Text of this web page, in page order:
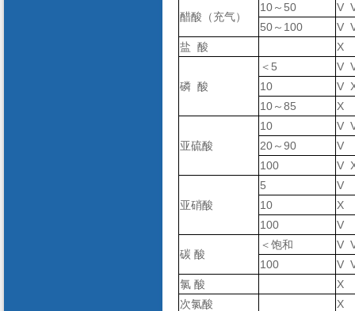
醋酸（充气）
10～50
V
50～100
V
盐 酸
X
磷 酸
＜5
V
10
V
10～85
X
亚硫酸
10
V
20～90
V
100
V
亚硝酸
5
V
10
X
100
V
碳 酸
＜饱和
V
100
V
氯 酸
X
次氯酸
X